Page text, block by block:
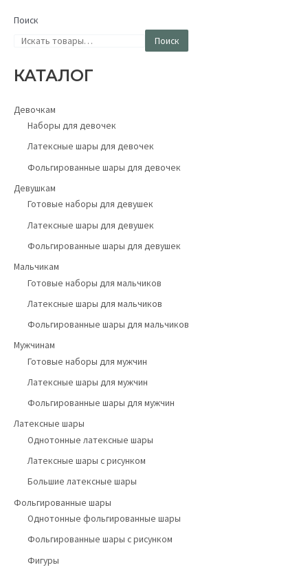
Поиск
Поиск
КАТАЛОГ
Девочкам
Наборы для девочек
Латексные шары для девочек
Фольгированные шары для девочек
Девушкам
Готовые наборы для девушек
Латексные шары для девушек
Фольгированные шары для девушек
Мальчикам
Готовые наборы для мальчиков
Латексные шары для мальчиков
Фольгированные шары для мальчиков
Мужчинам
Готовые наборы для мужчин
Латексные шары для мужчин
Фольгированные шары для мужчин
Латексные шары
Однотонные латексные шары
Латексные шары с рисунком
Большие латексные шары
Фольгированные шары
Однотонные фольгированные шары
Фольгированные шары с рисунком
Фигуры